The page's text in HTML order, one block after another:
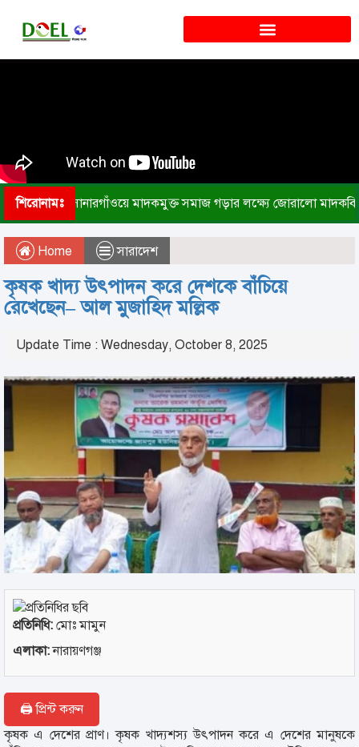
শিরোনামঃ সোনারগাঁওয়ে মাদকমুক্ত সমাজ গড়ার লক্ষ্যে জোরালো
Home সারাদেশ
কৃষক খাদ্য উৎপাদন করে দেশকে বাঁচিয়ে
রেখেছেন– আল মুজাহিদ মল্লিক
Update Time : Wednesday, October 8, 2025
প্রতিনিধি: মোঃ মামুন
এলাকা:নারায়ণগঞ্জ
🖨 প্রিন্ট করুন
কৃষক এ দেশের প্রাণ। কৃষক খাদ্যশস্য উৎপাদন করে এ দেশের মানুষকে